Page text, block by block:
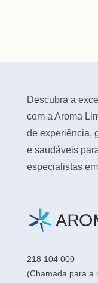
Descubra a
com a Aroma
de experiência,
e saudáveis
especialistas
218 104 000
(Chamada para a